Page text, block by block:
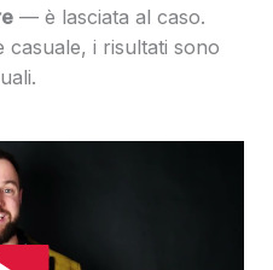
— è lasciata al caso.
casuale, i risultati sono